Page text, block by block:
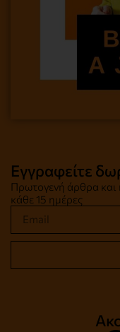
Εγγραφείτε
Πρωτογενή άρθρα και
κάθε 15 ημέρες